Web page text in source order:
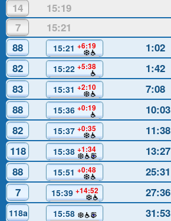
Как Да Стигна?
Инфо
14 15:19
7
15:21
88
15:21 +6:19 1:02
82
15:22 +5:38 1:42
83
15:31 +2:10 7:08
88
15:36 +0:19 10:03
82
15:37 +0:35 11:38
118
15:38 +1:34 13:27
88
15:51 +0:48 25:31
7
15:39 +14:52 27:36
118a 15:58 31:53